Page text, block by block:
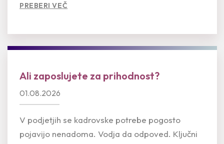
PREBERI VEČ
Ali zaposlujete za prihodnost?
01.08.2026
V podjetjih se kadrovske potrebe pogosto
pojavijo nenadoma. Vodja da odpoved. Ključni